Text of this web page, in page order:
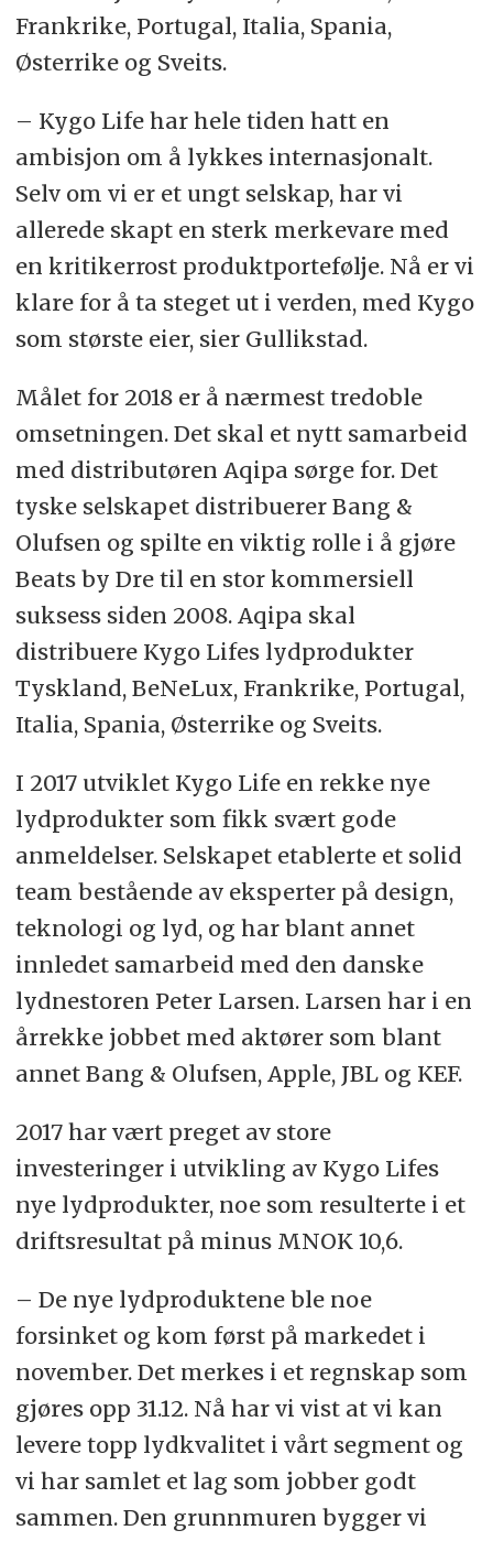
Frankrike, Portugal, Italia, Spania,
Østerrike og Sveits.
– Kygo Life har hele tiden hatt en
ambisjon om å lykkes internasjonalt.
Selv om vi er et ungt selskap, har vi
allerede skapt en sterk merkevare med
en kritikerrost produktportefølje. Nå er vi
klare for å ta steget ut i verden, med Kygo
som største eier, sier Gullikstad.
Målet for 2018 er å nærmest tredoble
omsetningen. Det skal et nytt samarbeid
med distributøren Aqipa sørge for. Det
tyske selskapet distribuerer Bang &
Olufsen og spilte en viktig rolle i å gjøre
Beats by Dre til en stor kommersiell
suksess siden 2008. Aqipa skal
distribuere Kygo Lifes lydprodukter
Tyskland, BeNeLux, Frankrike, Portugal,
Italia, Spania, Østerrike og Sveits.
I 2017 utviklet Kygo Life en rekke nye
lydprodukter som fikk svært gode
anmeldelser. Selskapet etablerte et solid
team bestående av eksperter på design,
teknologi og lyd, og har blant annet
innledet samarbeid med den danske
lydnestoren Peter Larsen. Larsen har i en
årrekke jobbet med aktører som blant
annet Bang & Olufsen, Apple, JBL og KEF.
2017 har vært preget av store
investeringer i utvikling av Kygo Lifes
nye lydprodukter, noe som resulterte i et
driftsresultat på minus MNOK 10,6.
– De nye lydproduktene ble noe
forsinket og kom først på markedet i
november. Det merkes i et regnskap som
gjøres opp 31.12. Nå har vi vist at vi kan
levere topp lydkvalitet i vårt segment og
vi har samlet et lag som jobber godt
sammen. Den grunnmuren bygger vi